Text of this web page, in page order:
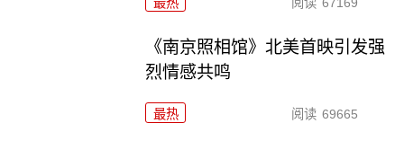
最热 阅读 67169
《南京照相馆》北美首映引发强
烈情感共鸣
最热 阅读 69665